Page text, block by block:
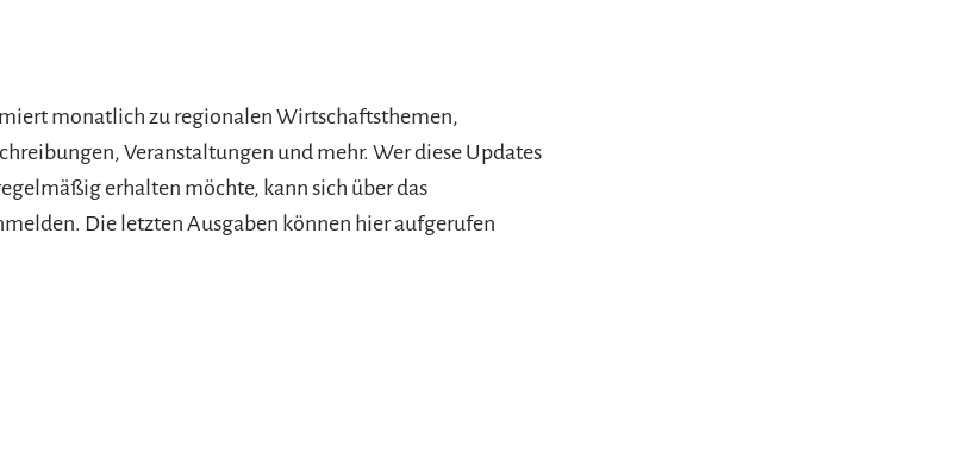
monatlich zu regionalen Wirtschaftsthemen,
Veranstaltungen und mehr. Wer diese Updates
erhalten möchte, kann sich über das
Die letzten Ausgaben können hier aufgerufen